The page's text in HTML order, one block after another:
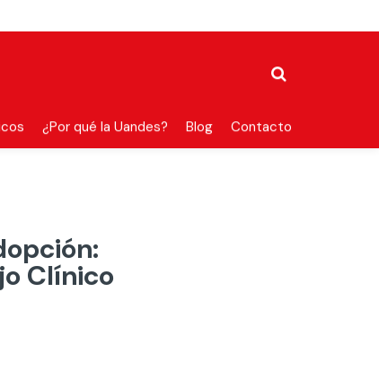
¿Por qué la Uandes? Blog Contacto
Clínico